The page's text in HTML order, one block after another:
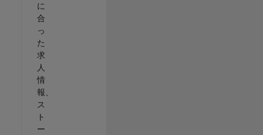
に
合
っ
た
求
人
情
報、
ス
ト
ー